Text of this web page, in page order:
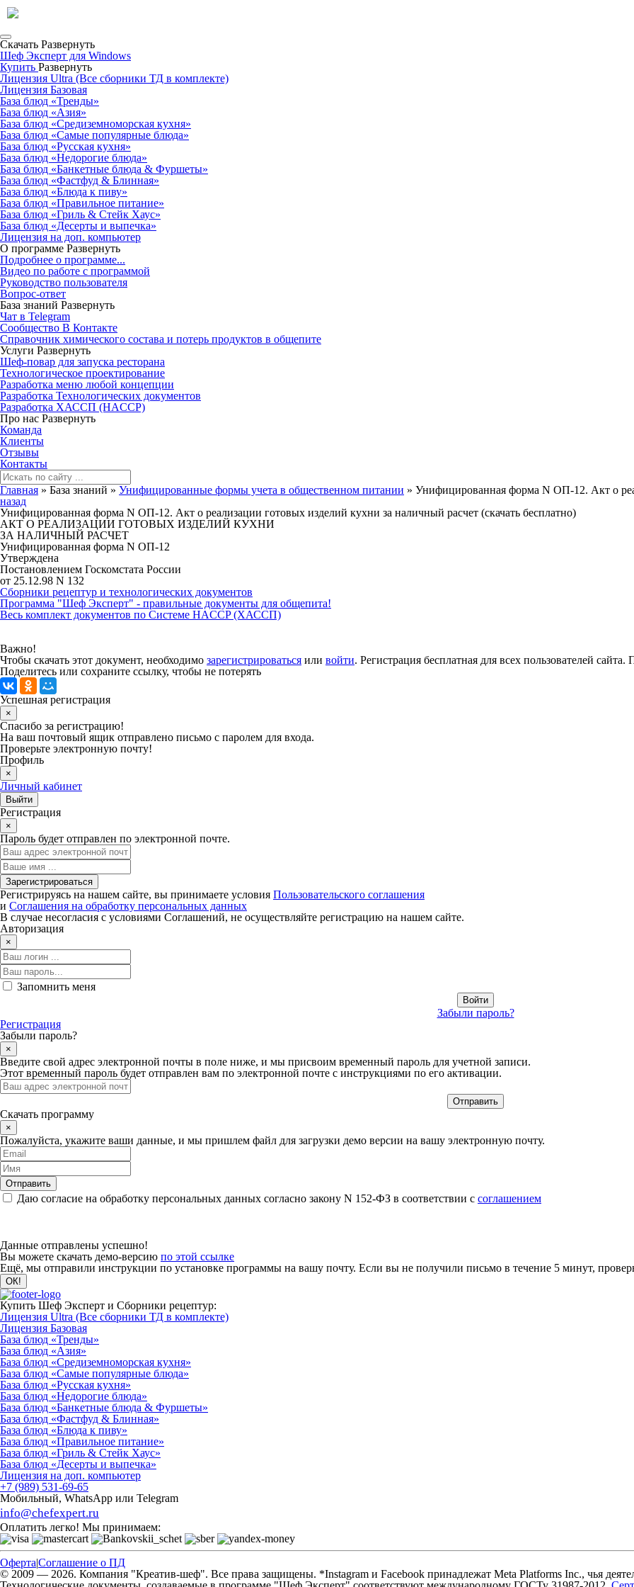
Скачать Развернуть
Шеф Эксперт для Windows
Купить Развернуть
Лицензия Ultra (Все сборники ТД в комплекте)
Лицензия Базовая
База блюд «Тренды»
База блюд «Азия»
База блюд «Средиземноморская кухня»
База блюд «Самые популярные блюда»
База блюд «Русская кухня»
База блюд «Недорогие блюда»
База блюд «Банкетные блюда & Фуршеты»
База блюд «Фастфуд & Блинная»
База блюд «Блюда к пиву»
База блюд «Правильное питание»
База блюд «Гриль & Стейк Хаус»
База блюд «Десерты и выпечка»
Лицензия на доп. компьютер
О программе Развернуть
Подробнее о программе...
Видео по работе с программой
Руководство пользователя
Вопрос-ответ
База знаний Развернуть
Чат в Telegram
Сообщество В Контакте
Справочник химического состава и потерь продуктов в общепите
Услуги Развернуть
Шеф-повар для запуска ресторана
Технологическое проектирование
Разработка меню любой концепции
Разработка Технологических документов
Разработка ХАССП (HACCP)
Про нас Развернуть
Команда
Клиенты
Отзывы
Контакты
Главная » База знаний » Унифицированные формы учета в общественном питании » Унифицированная форма N ОП-12. Акт о
назад
Унифицированная форма N ОП-12. Акт о реализации готовых изделий кухни за наличный расчет (скачать бесплатно)
АКТ О РЕАЛИЗАЦИИ ГОТОВЫХ ИЗДЕЛИЙ КУХНИ
ЗА НАЛИЧНЫЙ РАСЧЕТ
Унифицированная форма N ОП-12
Утверждена
Постановлением Госкомстата России
от 25.12.98 N 132
Сборники рецептур и технологических документов
Программа "Шеф Эксперт" - правильные документы для общепита!
Весь комплект документов по Системе HACCP (ХАССП)
Важно!
Чтобы скачать этот документ, необходимо зарегистрироваться или войти. Регистрация бесплатная для всех пользователей
Поделитесь или сохраните ссылку, чтобы не потерять
Успешная регистрация
×
Спасибо за регистрацию!
На ваш почтовый ящик отправлено письмо с паролем для входа.
Проверьте электронную почту!
Профиль
×
Личный кабинет
Регистрация
×
Пароль будет отправлен по электронной почте.
Регистрируясь на нашем сайте, вы принимаете условия Пользовательского соглашения
и Соглашения на обработку персональных данных
В случае несогласия с условиями Соглашений, не осуществляйте регистрацию на нашем сайте.
Авторизация
×
Запомнить меня
Забыли пароль?
Регистрация
Забыли пароль?
×
Введите свой адрес электронной почты в поле ниже, и мы присвоим временный пароль для учетной записи.
Этот временный пароль будет отправлен вам по электронной почте с инструкциями по его активации.
Скачать программу
×
Пожалуйста, укажите ваши данные, и мы пришлем файл для загрузки демо версии на вашу электронную почту.
Даю согласие на обработку персональных данных согласно закону N 152-ФЗ в соответствии с соглашением
Данные отправлены успешно!
Вы можете скачать демо-версию по этой ссылке
Ещё, мы отправили инструкции по установке программы на вашу почту. Если вы не получили письмо в течение 5 минут,
Купить Шеф Эксперт и Сборники рецептур:
Лицензия Ultra (Все сборники ТД в комплекте)
Лицензия Базовая
База блюд «Тренды»
База блюд «Азия»
База блюд «Средиземноморская кухня»
База блюд «Самые популярные блюда»
База блюд «Русская кухня»
База блюд «Недорогие блюда»
База блюд «Банкетные блюда & Фуршеты»
База блюд «Фастфуд & Блинная»
База блюд «Блюда к пиву»
База блюд «Правильное питание»
База блюд «Гриль & Стейк Хаус»
База блюд «Десерты и выпечка»
Лицензия на доп. компьютер
+7 (989) 531-69-65
Мобильный, WhatsApp или Telegram
info@chefexpert.ru
Оплатить легко! Мы принимаем:
Оферта|Соглашение о ПД
© 2009 — 2026. Компания "Креатив-шеф". Все права защищены. *Instagram и Facebook принадлежат Meta Platforms Inc., чья